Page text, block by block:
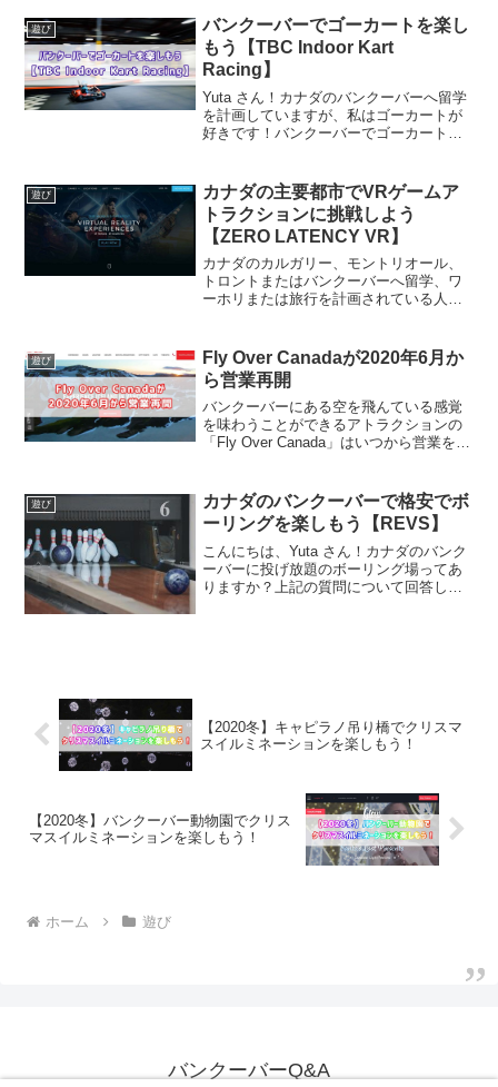
を探している方はぜ...
遊び
バンクーバーでゴーカートを楽し
もう【TBC Indoor Kart
Racing】
Yuta さん！カナダのバンクーバーへ留学
を計画していますが、私はゴーカートが
好きです！バンクーバーでゴーカートを
す。この記事では「バンクーバーでゴー
カートを楽しもう【T...
遊び
カナダの主要都市でVRゲームア
トラクションに挑戦しよう
【ZERO LATENCY VR】
カナダのカルガリー、モントリオール、
トロントまたはバンクーバーへ留学、ワ
ーホリまたは旅行を計画されている人、
や仕事の息抜きに違うことを体験した人
はいませんか😌この記事で...
遊び
Fly Over Canadaが2020年6月か
ら営業再開
バンクーバーにある空を飛んている感覚
を味わうことができるアトラクションの
「Fly Over Canada」はいつから営業を再
ダのバンクーバーに3年間在住をしてお
り、カナ...
遊び
カナダのバンクーバーで格安でボ
ーリングを楽しもう【REVS】
こんにちは、Yuta さん！カナダのバンク
ーバーに投げ放題のボーリング場ってあ
りますか？上記の質問について回答しま
【2020冬】キャピラノ吊り橋でクリスマ
スイルミネーションを楽しもう！
【2020冬】バンクーバー動物園でクリス
マスイルミネーションを楽しもう！
ホーム 遊び
バンクーバーQ&A